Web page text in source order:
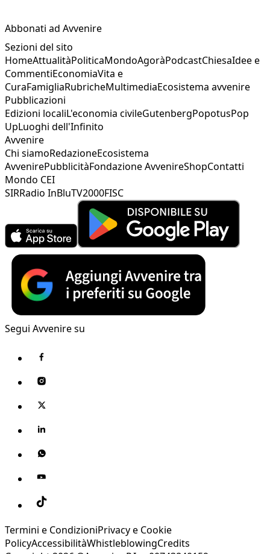
Abbonati ad Avvenire
Sezioni del sito
HomeAttualitàPoliticaMondoAgoràPodcastChiesaIdee e
CommentiEconomiaVita e
CuraFamigliaRubricheMultimediaEcosistema avvenire
Pubblicazioni
Edizioni localiL'economia civileGutenbergPopotusPop
UpLuoghi dell'Infinito
Avvenire
Chi siamoRedazioneEcosistema
AvvenirePubblicitàFondazione AvvenireShopContatti
Mondo CEI
SIRRadio InBluTV2000FISC
Segui Avvenire su
Termini e CondizioniPrivacy e Cookie
PolicyAccessibilitàWhistleblowingCredits